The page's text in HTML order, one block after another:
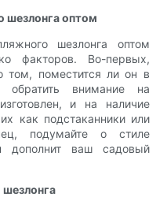
шезлонга оптом
шезлонга оптом
факторов. Во-первых,
том, поместится ли он в
внимание на
и на наличие
как подстаканники или
подумайте о стиле
ваш садовый
шезлонга